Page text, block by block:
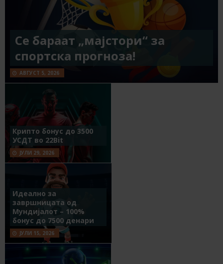
Се бараат „мајстори“ за
спортска прогноза!
АВГУСТ 5, 2026
Крипто бонус до 3500
УСДТ во 22Bit
ЈУЛИ 29, 2026
Идеално за
завршницата од
Мундијалот – 100%
бонус до 7500 денари
ЈУЛИ 15, 2026